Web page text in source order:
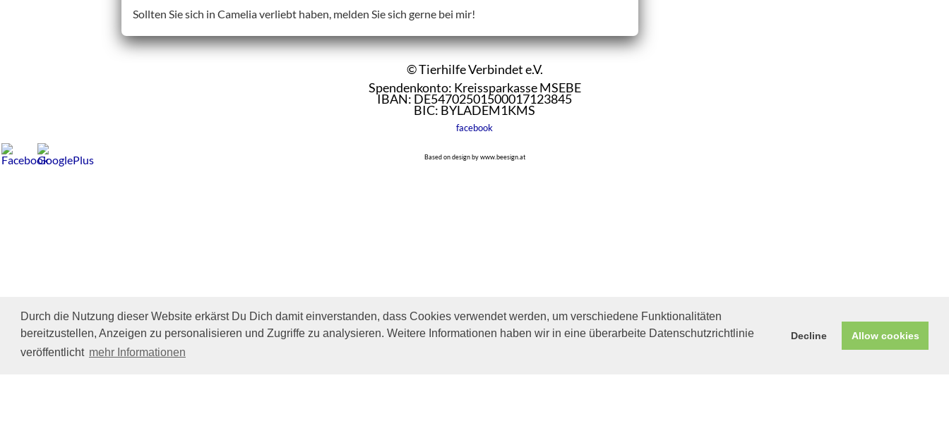
Durch die Nutzung dieser Website erkärst Du Dich damit einverstanden, dass Cookies verwendet werden, um verschiedene Funktionalitäten
bereitzustellen, Anzeigen zu personalisieren und Zugriffe zu analysieren. Weitere Informationen haben wir in eine überarbeite Datenschutzrichtlinie
veröffentlicht mehr Informationen
Decline Allow cookies
Sollten Sie sich in Camelia verliebt haben, melden Sie sich gerne bei mir!
© Tierhilfe Verbindet e.V.
Spendenkonto: Kreissparkasse MSEBE
IBAN: DE54702501500017123845
BIC: BYLADEM1KMS
facebook
Based on design by www.beesign.at
Helfen Sie mit!
Impressum/DatenschutzTierhilfe Verbindet (c)